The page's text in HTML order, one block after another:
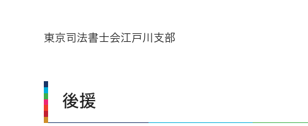
東京司法書士会江戸川支部
後援